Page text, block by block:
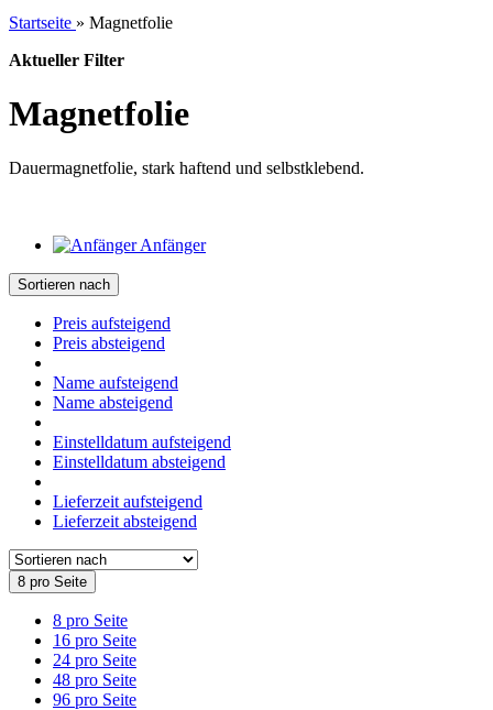
Startseite » Magnetfolie
Aktueller Filter
Magnetfolie
Dauermagnetfolie, stark haftend und selbstklebend.
Anfänger
Sortieren nach
Preis aufsteigend
Preis absteigend
Name aufsteigend
Name absteigend
Einstelldatum aufsteigend
Einstelldatum absteigend
Lieferzeit aufsteigend
Lieferzeit absteigend
8 pro Seite
8 pro Seite
16 pro Seite
24 pro Seite
48 pro Seite
96 pro Seite